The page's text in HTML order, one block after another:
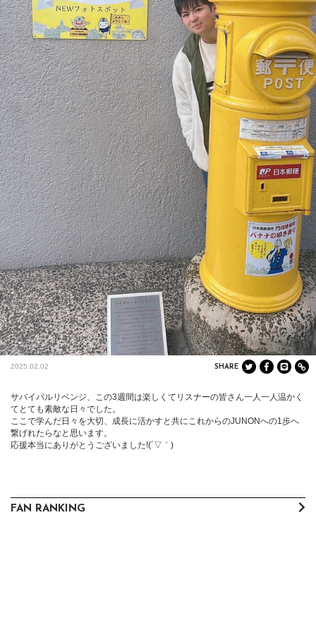
2025.02.02 SHARE
サバイバルリベンジ、この3週間は楽しくてリスナーの皆さん一人一人温かく
てとても素敵な日々でした。
ここで学んだ日々を大切、成長に活かすと共にこれからのJUNONへの1歩へ
繋げれたらなと思います。
応援本当にありがとうございました!(´▽｀)
FAN RANKING